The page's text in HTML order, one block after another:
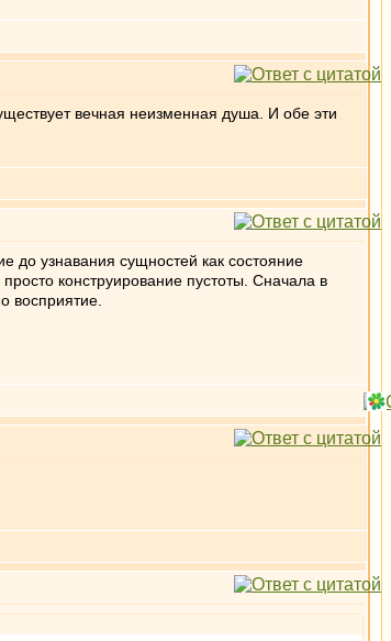
вечная неизменная душа. И обе эти
до узнавания сущностей как состояние
конструирование пустоты. Сначала в
восприятие.